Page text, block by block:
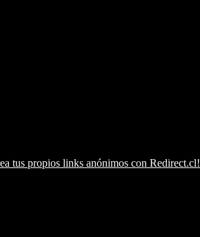
tus propios links anónimos con Redirect.cl!